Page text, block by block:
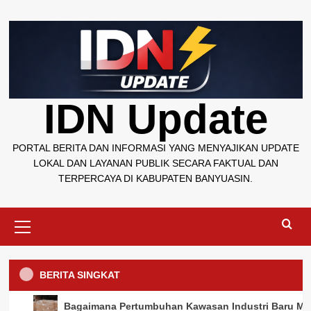
to
IDN Update
PORTAL BERITA DAN INFORMASI YANG MENYAJIKAN UPDATE
LOKAL DAN LAYANAN PUBLIK SECARA FAKTUAL DAN
TERPERCAYA DI KABUPATEN BANYUASIN.
Menu
BERITA SINGKAT
Bagaimana Pertumbuhan Kawasan Industri Baru
Banyuasin Pemerintahan
Talang Kelapa Tindak Lanjuti Pemetaan
Banyuasin Pemerintahan
Camat Talang Kelapa Terima Koordinasi
Banyuasin Pemerintahan
Konsolidasi Program Makan Bergizi
Banyuasin Pemerintahan
Pemkab Banyuasin Siapkan Skema
Banyuasin Pemerintahan
Camat Sembawa Koordinasi dengan BPS